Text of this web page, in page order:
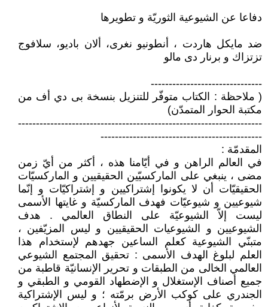
دفاعا عن الشيوعية الثوريّة و تطويرها
ضد مايكل هاردت ، أنطونيو نغرى، ألان باديو، سلافوج
تزتزاك و برنار دى مالو
-------------------------------
( ملاحظة : الكتاب متوفّر للتنزيل بنسخة بى دي أف من
مكتبة الحوار المتمدّن)
--------------------------------------------------------------------
---------------------------------------------
المقدمّة :
في العالم الراهن و في أيّامنا هذه ، أكثر من أيّ زمن
مضى ، ينبغي على الماركسيّين الحقيقيين و الماركسيّات
الحقيقيّات أن لا يكونوا إشتراكيين و إشتراكيّات و إنّما
شيوعيين و شيوعيّات فهدف الماركسيّة و غايتها الأسمى
ليست إلاّ الشيوعيّة على النطاق العالمي . هدف
الشيوعيين و الشيوعيات الحقيقيين و ليس المزيّفين ،
متبنّي الشيوعية كعلم الساعين جهدهم لإستخدام هذا
العلم لبلوغ الهدف الأسمى : تحقيق المجتمع الشيوعي
العالمي الخالى من الطبقات و تحرير الإنسانيّة قاطبة من
جميع أصناف الإستغلال و الإضطهاد القومي و الطبقي و
الجندري على كوكب الأرض برمّته ؛ و ليس الإشتراكية